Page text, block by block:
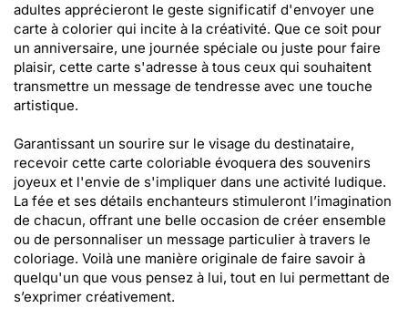
adultes apprécieront le geste significatif d'envoyer une
carte à colorier qui incite à la créativité. Que ce soit pour
un anniversaire, une journée spéciale ou juste pour faire
plaisir, cette carte s'adresse à tous ceux qui souhaitent
transmettre un message de tendresse avec une touche
artistique.
Garantissant un sourire sur le visage du destinataire,
recevoir cette carte coloriable évoquera des souvenirs
joyeux et l'envie de s'impliquer dans une activité ludique.
La fée et ses détails enchanteurs stimuleront l’imagination
de chacun, offrant une belle occasion de créer ensemble
ou de personnaliser un message particulier à travers le
coloriage. Voilà une manière originale de faire savoir à
quelqu'un que vous pensez à lui, tout en lui permettant de
s’exprimer créativement.